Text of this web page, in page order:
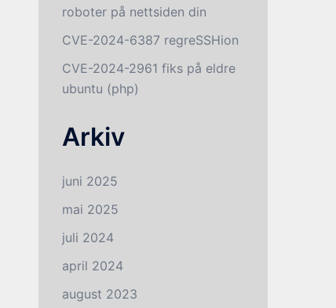
roboter på nettsiden din
CVE-2024-6387 regreSSHion
CVE-2024-2961 fiks på eldre
ubuntu (php)
Arkiv
juni 2025
mai 2025
juli 2024
april 2024
august 2023